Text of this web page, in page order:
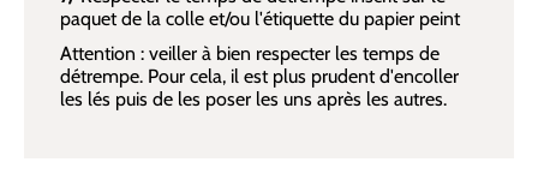
paquet de la colle et/ou l'étiquette du papier peint
Attention : veiller à bien respecter les temps de
détrempe. Pour cela, il est plus prudent d'encoller
les lés puis de les poser les uns après les autres.